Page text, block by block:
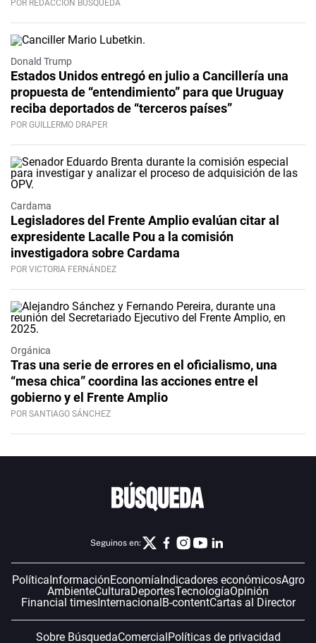
POR REDACCIÓN BÚSQUEDA
Donald Trump
Estados Unidos entregó en julio a Cancillería una
propuesta de “entendimiento” para que Uruguay
reciba deportados de “terceros países”
POR GUILLERMO DRAPER
Cardama
Legisladores del Frente Amplio evalúan citar al
expresidente Lacalle Pou a la comisión
investigadora sobre Cardama
POR VICTORIA FERNÁNDEZ
Orgánica
Tras una serie de errores en el oficialismo, una
“mesa chica” coordina las acciones entre el
gobierno y el Frente Amplio
POR SANTIAGO SÁNCHEZ
Seguinos en:
PolíticaInformaciónEconomíaIndicadores económicosAgro
AmbienteCulturaDeportesTecnologíaOpinión
Financial timesInternacionalB-contentCartas al Director
Sobre BúsquedaComercialPolíticas de privacidad